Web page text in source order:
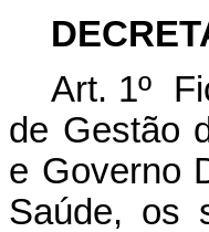
Art. 1º
de Gestão
e Governo
Saúde, os